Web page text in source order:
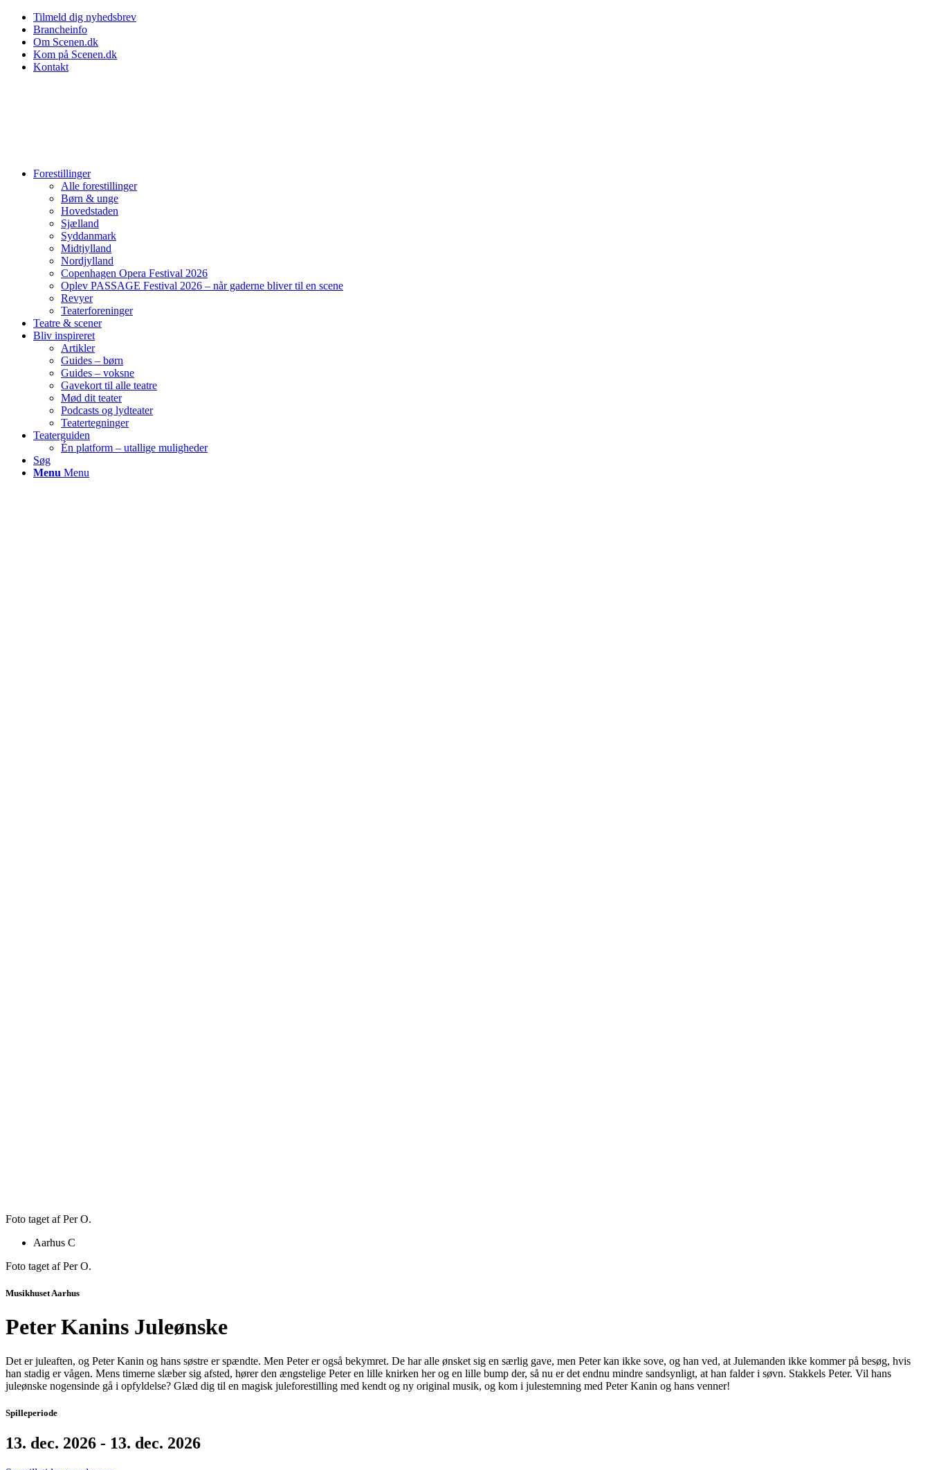
Tilmeld dig nyhedsbrev
Brancheinfo
Om Scenen.dk
Kom på Scenen.dk
Kontakt
Forestillinger
Alle forestillinger
Børn & unge
Hovedstaden
Sjælland
Syddanmark
Midtjylland
Nordjylland
Copenhagen Opera Festival 2026
Oplev PASSAGE Festival 2026 – når gaderne bliver til en scene
Revyer
Teaterforeninger
Teatre & scener
Bliv inspireret
Artikler
Guides – børn
Guides – voksne
Gavekort til alle teatre
Mød dit teater
Podcasts og lydteater
Teatertegninger
Teaterguiden
Én platform – utallige muligheder
Søg
Menu Menu
Foto taget af Per O.
Aarhus C
Foto taget af Per O.
Musikhuset Aarhus
Peter Kanins Juleønske
Det er juleaften, og Peter Kanin og hans søstre er spændte. Men Peter er også bekymret. De har alle ønsket sig en særlig gave, men Peter kan ikke sove, og han ved, at Julemanden ikke kommer på besøg, hvis
han stadig er vågen. Mens timerne slæber sig afsted, hører den ængstelige Peter en lille knirken her og en lille bump der, så nu er det endnu mindre sandsynligt, at han falder i søvn. Stakkels Peter. Vil hans
juleønske nogensinde gå i opfyldelse? Glæd dig til en magisk juleforestilling med kendt og ny original musik, og kom i julestemning med Peter Kanin og hans venner!
Spilleperiode
13. dec. 2026 - 13. dec. 2026